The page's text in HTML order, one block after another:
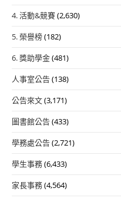
4. 活動&競賽(2,630)
5. 榮譽榜(182)
6. 獎助學金(481)
人事室公告(138)
公告來文(3,171)
圖書館公告(433)
學務處公告(2,721)
學生事務(6,433)
家長事務(4,564)